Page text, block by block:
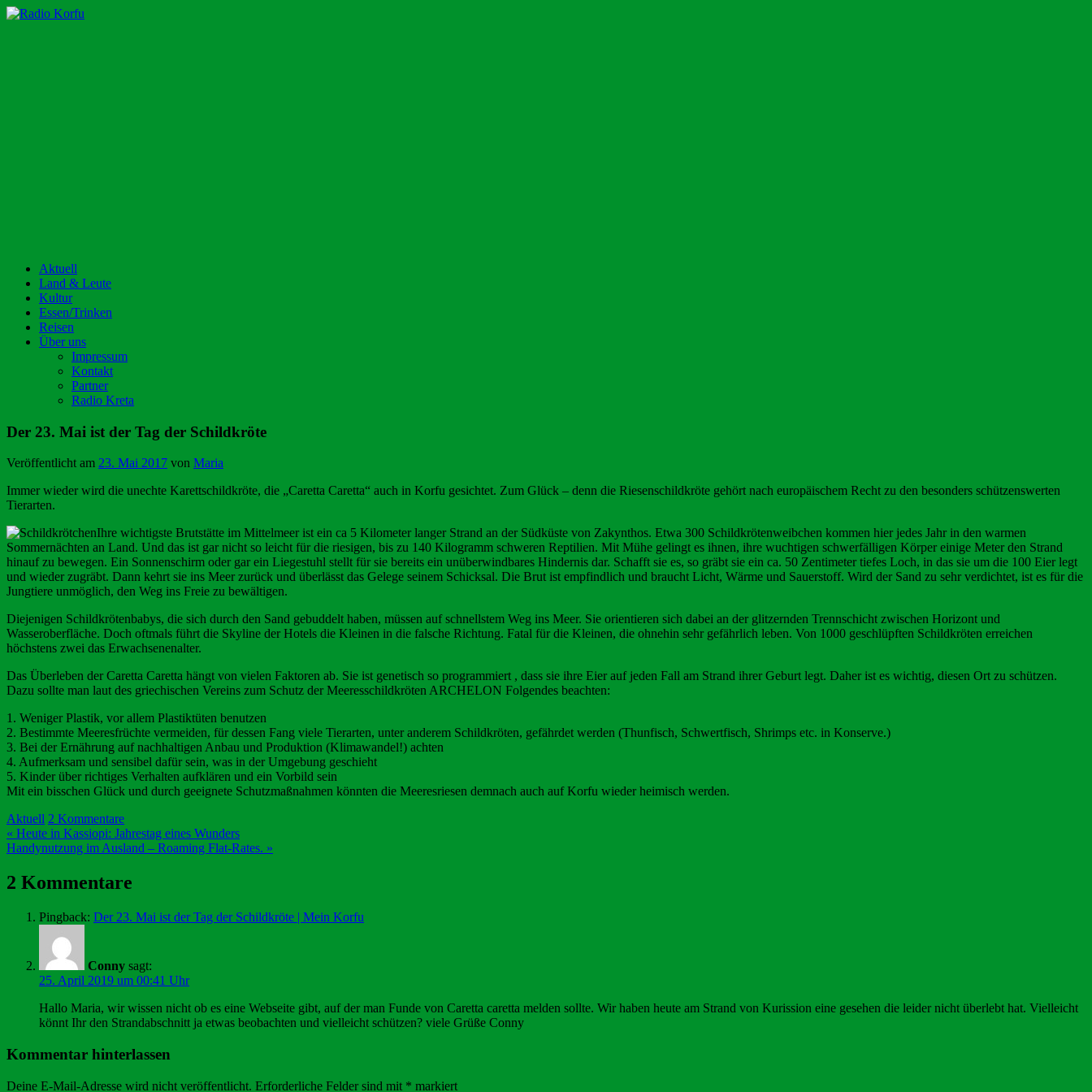
Zum
Aktuell
Land & Leute
Kultur
Essen/Trinken
Reisen
Über uns
Impressum
Kontakt
Partner
Radio Kreta
Der 23. Mai ist der Tag der Schildkröte
Veröffentlicht am 23. Mai 2017 von Maria
Immer wieder wird die unechte Karettschildkröte, die „Caretta Caretta“ auch in Korfu gesichtet. Zum Glück – denn die Riesenschildkröte gehört nach europäischem Recht zu den besonders schützenswerten
Tierarten.
Ihre wichtigste Brutstätte im Mittelmeer ist ein ca 5 Kilometer langer Strand an der Südküste von Zakynthos. Etwa 300 Schildkrötenweibchen kommen hier jedes Jahr in den warmen
Sommernächten an Land. Und das ist gar nicht so leicht für die riesigen, bis zu 140 Kilogramm schweren Reptilien. Mit Mühe gelingt es ihnen, ihre wuchtigen schwerfälligen Körper einige Meter den Strand
hinauf zu bewegen. Ein Sonnenschirm oder gar ein Liegestuhl stellt für sie bereits ein unüberwindbares Hindernis dar. Schafft sie es, so gräbt sie ein ca. 50 Zentimeter tiefes Loch, in das sie um die 100 Eier legt
und wieder zugräbt. Dann kehrt sie ins Meer zurück und überlässt das Gelege seinem Schicksal. Die Brut ist empfindlich und braucht Licht, Wärme und Sauerstoff. Wird der Sand zu sehr verdichtet, ist es für die
Jungtiere unmöglich, den Weg ins Freie zu bewältigen.
Diejenigen Schildkrötenbabys, die sich durch den Sand gebuddelt haben, müssen auf schnellstem Weg ins Meer. Sie orientieren sich dabei an der glitzernden Trennschicht zwischen Horizont und
Wasseroberfläche. Doch oftmals führt die Skyline der Hotels die Kleinen in die falsche Richtung. Fatal für die Kleinen, die ohnehin sehr gefährlich leben. Von 1000 geschlüpften Schildkröten erreichen
höchstens zwei das Erwachsenenalter.
Das Überleben der Caretta Caretta hängt von vielen Faktoren ab. Sie ist genetisch so programmiert , dass sie ihre Eier auf jeden Fall am Strand ihrer Geburt legt. Daher ist es wichtig, diesen Ort zu schützen.
Dazu sollte man laut des griechischen Vereins zum Schutz der Meeresschildkröten ARCHELON Folgendes beachten:
1. Weniger Plastik, vor allem Plastiktüten benutzen
2. Bestimmte Meeresfrüchte vermeiden, für dessen Fang viele Tierarten, unter anderem Schildkröten, gefährdet werden (Thunfisch, Schwertfisch, Shrimps etc. in Konserve.)
3. Bei der Ernährung auf nachhaltigen Anbau und Produktion (Klimawandel!) achten
4. Aufmerksam und sensibel dafür sein, was in der Umgebung geschieht
5. Kinder über richtiges Verhalten aufklären und ein Vorbild sein
Mit ein bisschen Glück und durch geeignete Schutzmaßnahmen könnten die Meeresriesen demnach auch auf Korfu wieder heimisch werden.
Aktuell 2 Kommentare
Beitragsnavigation
« Heute in Kassiopi: Jahrestag eines Wunders
Handynutzung im Ausland – Roaming Flat-Rates. »
2 Kommentare
Pingback: Der 23. Mai ist der Tag der Schildkröte | Mein Korfu
Conny sagt:
25. April 2019 um 00:41 Uhr
Hallo Maria, wir wissen nicht ob es eine Webseite gibt, auf der man Funde von Caretta caretta melden sollte. Wir haben heute am Strand von Kurission eine gesehen die leider nicht überlebt hat. Vielleicht
könnt Ihr den Strandabschnitt ja etwas beobachten und vielleicht schützen? viele Grüße Conny
Kommentar hinterlassen
Deine E-Mail-Adresse wird nicht veröffentlicht. Erforderliche Felder sind mit * markiert